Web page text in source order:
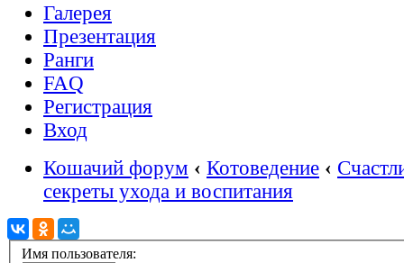
Галерея
Презентация
Ранги
FAQ
Регистрация
Вход
Кошачий форум ‹ Котоведение ‹
секреты ухода и воспитания
Имя пользователя: